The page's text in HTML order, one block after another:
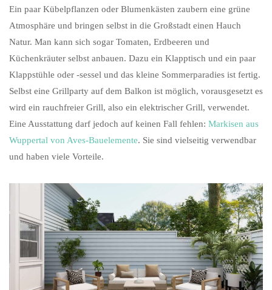
Ein paar Kübelpflanzen oder Blumenkästen zaubern eine grüne
Atmosphäre und bringen selbst in die Großstadt einen Hauch
Natur. Man kann sich sogar Tomaten, Erdbeeren und
Küchenkräuter selbst anbauen. Dazu ein Klapptisch und ein paar
Klappstühle oder -sessel und das kleine Sommerparadies ist fertig.
Selbst eine Grillparty auf dem Balkon ist möglich, vorausgesetzt es
wird ein rauchfreier Grill, also ein elektrischer Grill, verwendet.
Eine Ausstattung darf jedoch auf keinen Fall fehlen: Markisen aus
Wuppertal von Aves-Bauelemente. Sie sind vielseitig verwendbar
und haben viele Vorteile.